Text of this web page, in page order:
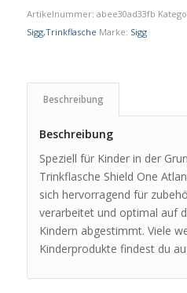
Artikelnummer: abee30ad33fb
Sigg,Trinkflasche Marke: Sigg
Beschreibung
Beschreibung
Speziell für Kinder in der
Trinkflasche Shield One
sich hervorragend für
verarbeitet und optimal auf
Kindern abgestimmt. Viele
Kinderprodukte findest du